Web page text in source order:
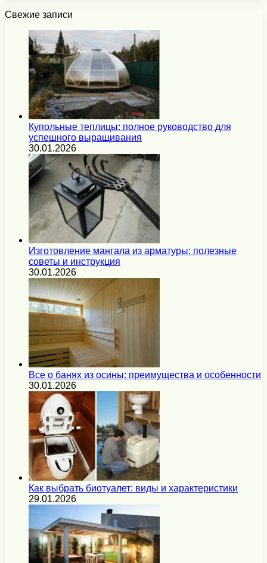
Свежие записи
Купольные теплицы: полное руководство для
успешного выращивания
30.01.2026
Изготовление мангала из арматуры: полезные
советы и инструкция
30.01.2026
Все о банях из осины: преимущества и особенности
30.01.2026
Как выбрать биотуалет: виды и характеристики
29.01.2026